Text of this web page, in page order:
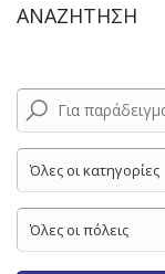
ΑΝΑΖΗΤΗΣΗ